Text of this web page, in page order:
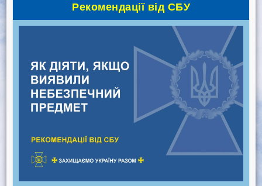
Рекомендації від СБУ